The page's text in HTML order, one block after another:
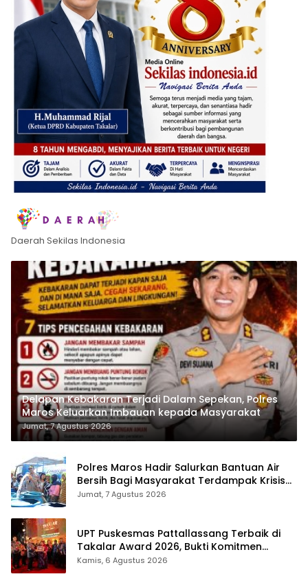
Daerah Sekilas Indonesia
Delapan Kebakaran Terjadi Dalam Sepekan, Polres
Maros Keluarkan Imbauan kepada Masyarakat
Jumat, 7 Agustus 2026
Polres Maros Hadir Salurkan Bantuan Air
Bersih Bagi Masyarakat Terdampak Krisis
Air Bersih Di Maros
Jumat, 7 Agustus 2026
UPT Puskesmas Pattallassang Terbaik di
Takalar Award 2026, Bukti Komitmen
Hadirkan Pelayanan Kesehatan Berkualitas
Kamis, 6 Agustus 2026